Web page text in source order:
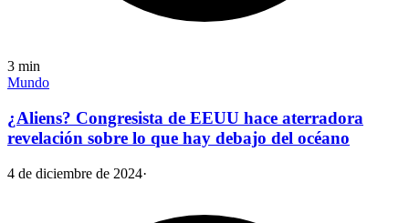
3 min
Mundo
¿Aliens? Congresista de EEUU hace aterradora
revelación sobre lo que hay debajo del océano
4 de diciembre de 2024·